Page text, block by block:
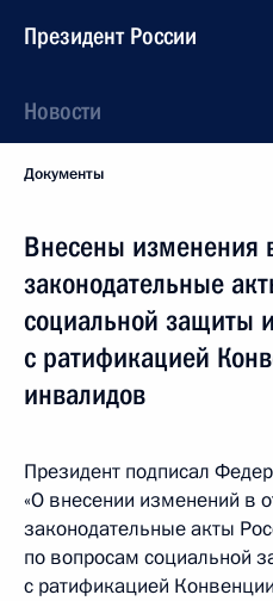
Президент России
Новости
Документы
Внесены изменения
законодательные
социальной защиты
с ратификацией
инвалидов
Президент подписал
«О внесении изменений в
законодательные акты
по вопросам социальной
с ратификацией